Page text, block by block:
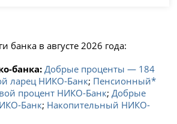
банка в августе 2026 года:
банка: Добрые проценты — 184
ларец НИКО-Банк; Пенсионный*
процент НИКО-Банк;Добрые
Банк; Накопительный НИКО-